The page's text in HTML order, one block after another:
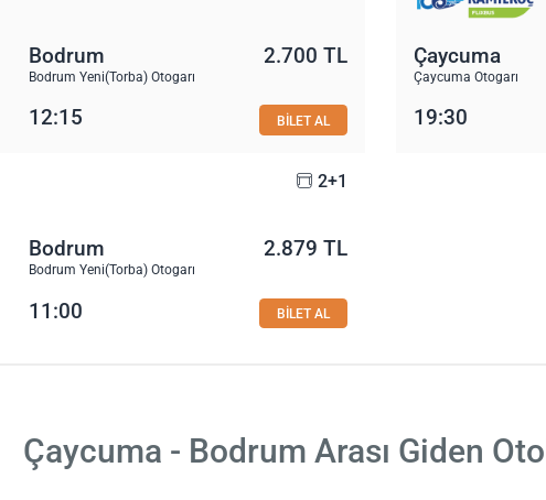
Bodrum
Bodrum Yeni(Torba) Otogarı
2.700 TL
12:15 BİLET AL
Çaycuma
Çaycuma Otogarı
19:30
2+1
Bodrum
Bodrum Yeni(Torba) Otogarı
2.879 TL
11:00 BİLET AL
Çaycuma - Bodrum Arası Giden